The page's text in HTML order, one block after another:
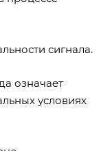
сигнала.
означает
условиях